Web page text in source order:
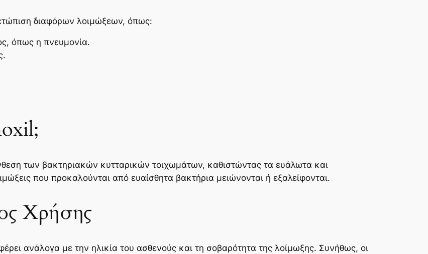
διαφόρων λοιμώξεων, όπως:
όπως η πνευμονία.
των βακτηριακών κυτταρικών τοιχωμάτων, καθιστώντας τα ευάλωτα και
που προκαλούνται από ευαίσθητα βακτήρια μειώνονται ή εξαλείφονται.
Χρήσης
ανάλογα με την ηλικία του ασθενούς και τη σοβαρότητα της λοίμωξης. Συνήθως, οι